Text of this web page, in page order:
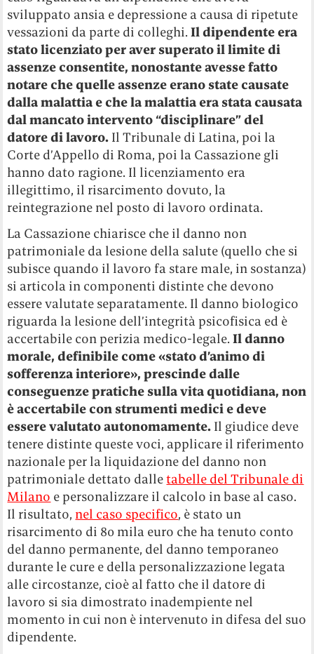
sviluppato ansia e depressione a causa di ripetute
vessazioni da parte di colleghi.Il dipendente era
stato licenziato per aver superato il limite di
assenze consentite, nonostante avesse fatto
notare che quelle assenze erano state causate
dalla malattia e che la malattia era stata causata
dal mancato intervento “disciplinare” del
datore di lavoro. Il Tribunale di Latina, poi la
Corte d’Appello di Roma, poi la Cassazione gli
hanno dato ragione. Il licenziamento era
illegittimo, il risarcimento dovuto, la
reintegrazione nel posto di lavoro ordinata.
La Cassazione chiarisce che il danno non
patrimoniale da lesione della salute (quello che si
subisce quando il lavoro fa stare male, in sostanza)
si articola in componenti distinte che devono
essere valutate separatamente. Il danno biologico
riguarda la lesione dell’integrità psicofisica ed è
accertabile con perizia medico-legale.Il danno
morale, definibile come «stato d’animo di
sofferenza interiore», prescinde dalle
conseguenze pratiche sulla vita quotidiana, non
è accertabile con strumenti medici e deve
essere valutato autonomamente. Il giudice deve
tenere distinte queste voci, applicare il riferimento
nazionale per la liquidazione del danno non
patrimoniale dettato dalletabelle del Tribunale di
Milano e personalizzare il calcolo in base al caso.
Il risultato, nel caso specifico, è stato un
risarcimento di 80 mila euro che ha tenuto conto
del danno permanente, del danno temporaneo
durante le cure e della personalizzazione legata
alle circostanze, cioè al fatto che il datore di
lavoro si sia dimostrato inadempiente nel
momento in cui non è intervenuto in difesa del suo
dipendente.